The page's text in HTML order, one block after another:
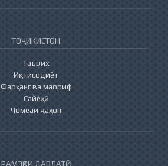
ТОҶИКИСТОН
Таърих
Иқтисодиёт
Фарҳанг ва маориф
Сайёҳӣ
Ҷомеаи ҷаҳон
РАМЗҲОИ ДАВЛАТӢ